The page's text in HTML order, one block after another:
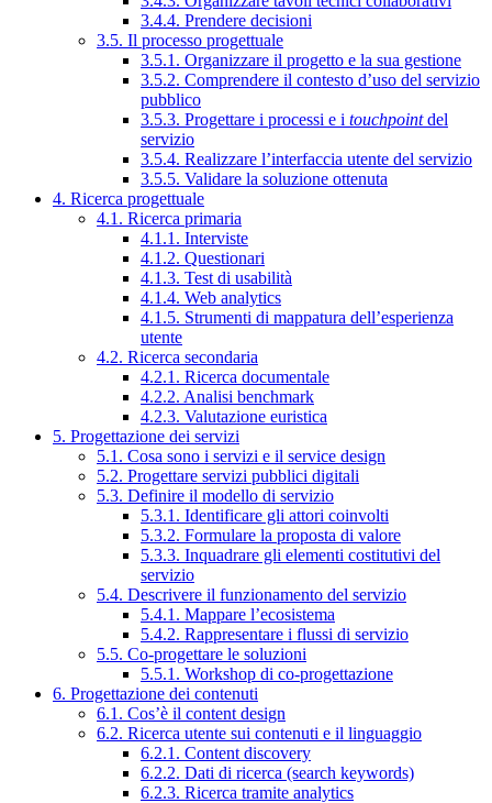
3.4.4. Prendere decisioni
3.5. Il processo progettuale
3.5.1. Organizzare il progetto e la sua gestione
3.5.2. Comprendere il contesto d’uso del servizio
pubblico
3.5.3. Progettare i processi e i touchpointdel
servizio
3.5.4. Realizzare l’interfaccia utente del servizio
3.5.5. Validare la soluzione ottenuta
4. Ricerca progettuale
4.1. Ricerca primaria
4.1.1. Interviste
4.1.2. Questionari
4.1.3. Test di usabilità
4.1.4. Web analytics
4.1.5. Strumenti di mappatura dell’esperienza
utente
4.2. Ricerca secondaria
4.2.1. Ricerca documentale
4.2.2. Analisi benchmark
4.2.3. Valutazione euristica
5. Progettazione dei servizi
5.1. Cosa sono i servizi e il service design
5.2. Progettare servizi pubblici digitali
5.3. Definire il modello di servizio
5.3.1. Identificare gli attori coinvolti
5.3.2. Formulare la proposta di valore
5.3.3. Inquadrare gli elementi costitutivi del
servizio
5.4. Descrivere il funzionamento del servizio
5.4.1. Mappare l’ecosistema
5.4.2. Rappresentare i flussi di servizio
5.5. Co-progettare le soluzioni
5.5.1. Workshop di co-progettazione
6. Progettazione dei contenuti
6.1. Cos’è il content design
6.2. Ricerca utente sui contenuti e il linguaggio
6.2.1. Content discovery
6.2.2. Dati di ricerca (search keywords)
6.2.3. Ricerca tramite analytics